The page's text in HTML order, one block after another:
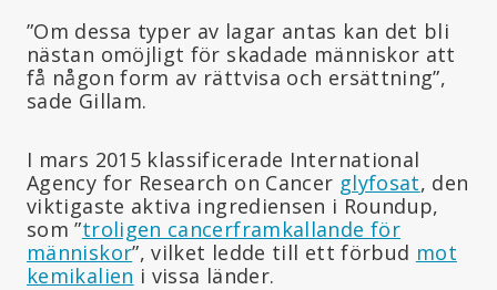
”Om dessa typer av lagar antas kan det bli
nästan omöjligt för skadade människor att
få någon form av rättvisa och ersättning”,
sade Gillam.
I mars 2015 klassificerade International
Agency for Research on Cancer glyfosat, den
viktigaste aktiva ingrediensen i Roundup,
som ”troligen cancerframkallande för
människor”, vilket ledde till ett förbud mot
kemikalien i vissa länder.